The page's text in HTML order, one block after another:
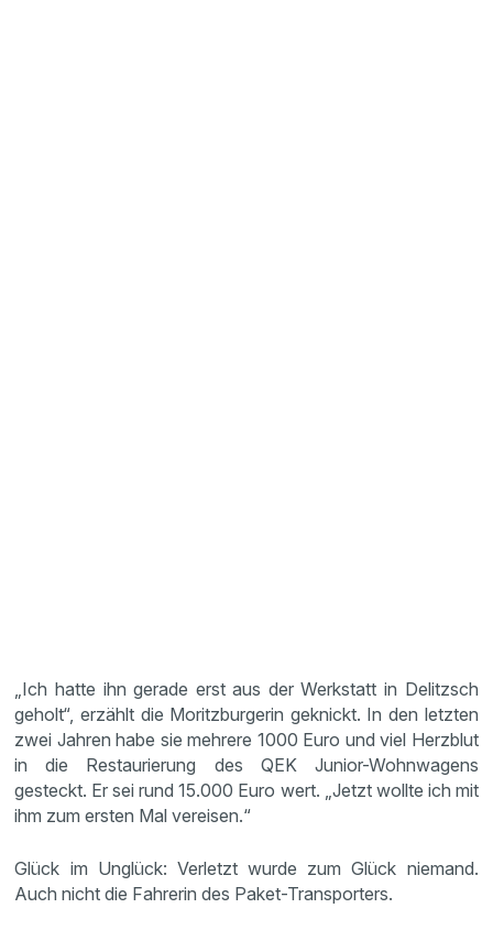
„Ich hatte ihn gerade erst aus der Werkstatt in Delitzsch
geholt“, erzählt die Moritzburgerin geknickt. In den letzten
zwei Jahren habe sie mehrere 1000 Euro und viel Herzblut
in die Restaurierung des QEK Junior-Wohnwagens
gesteckt. Er sei rund 15.000 Euro wert. „Jetzt wollte ich mit
ihm zum ersten Mal vereisen.“
Glück im Unglück: Verletzt wurde zum Glück niemand.
Auch nicht die Fahrerin des Paket-Transporters.